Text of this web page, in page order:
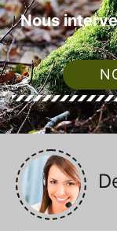
Nous